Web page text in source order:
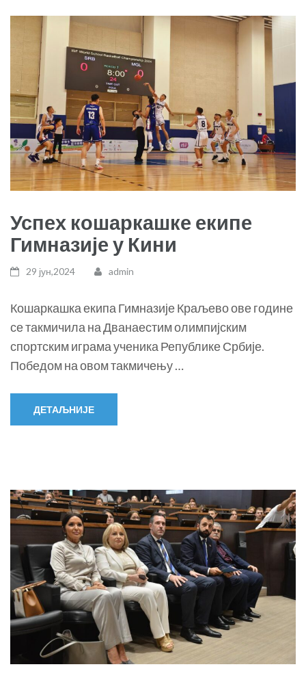
Успех кошаркашке екипе
Гимназије у Кини
29 јун,2024 admin
Кошаркашка екипа Гимназије Краљево ове године
се такмичила на Дванаестим олимпијским
спортским играма ученика Републике Србије.
Победом на овом такмичењу …
ДЕТАЉНИЈЕ